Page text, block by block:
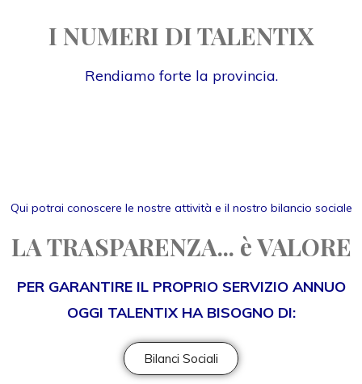
I NUMERI DI TALENTIX
Rendiamo forte la provincia.
Qui potrai conoscere le nostre attività e il nostro bilancio sociale
LA TRASPARENZA... è VALORE
PER GARANTIRE IL PROPRIO SERVIZIO ANNUO
OGGI TALENTIX HA BISOGNO DI:
Bilanci Sociali